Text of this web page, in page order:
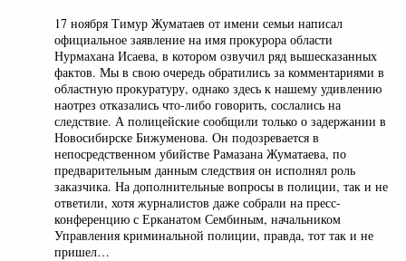
17 ноября Тимур Жуматаев от имени семьи написал
официальное заявление на имя прокурора области
Нурмахана Исаева, в котором озвучил ряд вышесказанных
фактов. Мы в свою очередь обратились за комментариями в
областную прокуратуру, однако здесь к нашему удивлению
наотрез отказались что-либо говорить, сослались на
следствие. А полицейские сообщили только о задержании в
Новосибирске Бижуменова. Он подозревается в
непосредственном убийстве Рамазана Жуматаева, по
предварительным данным следствия он исполнял роль
заказчика. На дополнительные вопросы в полиции, так и не
ответили, хотя журналистов даже собрали на пресс-
конференцию с Ерканатом Сембиным, начальником
Управления криминальной полиции, правда, тот так и не
пришел…